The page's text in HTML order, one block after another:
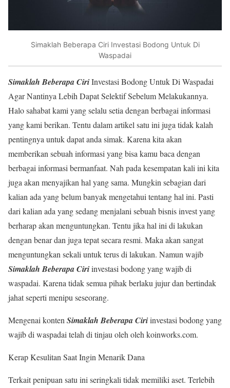
Simaklah Beberapa Ciri Investasi Bodong Untuk Di
Waspadai
Simaklah Beberapa CiriInvestasi Bodong Untuk Di Waspadai
Agar Nantinya Lebih Dapat Selektif Sebelum Melakukannya.
Halo sahabat kami yang selalu setia dengan berbagai informasi
yang kami berikan. Tentu dalam artikel satu ini juga tidak kalah
pentingnya untuk dapat anda simak. Karena kita akan
memberikan sebuah informasi yang bisa kamu baca dengan
berbagai informasi bermanfaat. Nah pada kesempatan kali ini kita
juga akan menyajikan hal yang sama. Mungkin sebagian dari
kalian ada yang belum banyak mengetahui tentang hal ini. Pasti
dari kalian ada yang sedang menjalani sebuah bisnis invest yang
berharap akan menguntungkan. Tentu jika hal ini di lakukan
dengan benar dan juga tepat secara resmi. Maka akan sangat
menguntungkan sekali untuk terus di lakukan. Namun wajib
Simaklah Beberapa Ciriinvestasi bodong yang wajib di
waspadai. Karena tidak semua pihak berlaku jujur dan bertindak
jahat seperti menipu seseorang.
Mengenai kontenSimaklah Beberapa Ciriinvestasi bodong yang
wajib di waspadai telah di tinjau oleh oleh koinworks.com.
Kerap Kesulitan Saat Ingin Menarik Dana
Terkait penipuan satu ini seringkali tidak memiliki aset. Terlebih